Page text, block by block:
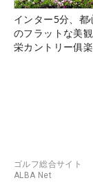
インター5分、都
のフラットな美
栄カントリー俱
ゴルフ総合サイト
ALBA Net